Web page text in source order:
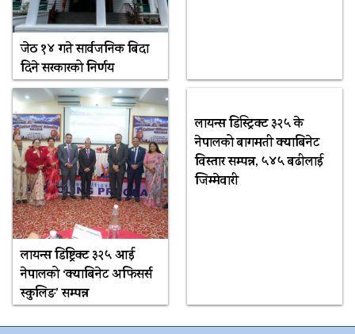
जेठ १४ गते सार्वजनिक बिदा
दिने सरकारको निर्णय
लायन्स डिष्ट्रिक्ट ३२५ आई
नेपालको ‘क्याबिनेट अफिसर्स
स्कुलिङ’ सम्पन्न
लायन्स डिस्ट्रिक्ट ३२५ के
नेपालको बागमती क्याबिनेट
विस्तार सम्पन्न, ५४५ बढीलाई
जिम्मेवारी